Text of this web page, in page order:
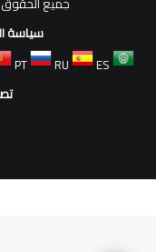
سياسة
PT RU
ES